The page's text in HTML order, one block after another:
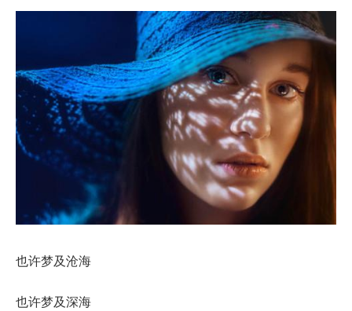
也许梦及沧海
也许梦及深海